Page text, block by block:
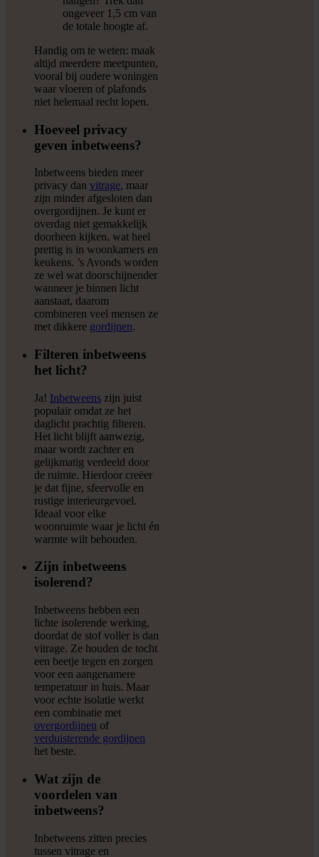
ongeveer 1,5 cm van
de totale hoogte af.
Handig om te weten: maak
altijd meerdere meetpunten,
vooral bij oudere woningen
waar vloeren of plafonds
niet helemaal recht lopen.
Hoeveel privacy
geven inbetweens?
Inbetweens bieden meer
privacy dan vitrage, maar
zijn minder afgesloten dan
overgordijnen. Je kunt er
overdag niet gemakkelijk
doorheen kijken, wat heel
prettig is in woonkamers en
keukens. ’s Avonds worden
ze wel wat doorschijnender
wanneer je binnen licht
aanstaat, daarom
combineren veel mensen ze
met dikkere gordijnen.
Filteren inbetweens
het licht?
Ja! Inbetweens zijn juist
populair omdat ze het
daglicht prachtig filteren.
Het licht blijft aanwezig,
maar wordt zachter en
gelijkmatig verdeeld door
de ruimte. Hierdoor creëer
je dat fijne, sfeervolle en
rustige interieurgevoel.
Ideaal voor elke
woonruimte waar je licht én
warmte wilt behouden.
Zijn inbetweens
isolerend?
Inbetweens hebben een
lichte isolerende werking,
doordat de stof voller is dan
vitrage. Ze houden de tocht
een beetje tegen en zorgen
voor een aangenamere
temperatuur in huis. Maar
voor echte isolatie werkt
een combinatie met
overgordijnen of
verduisterende gordijnen
het beste.
Wat zijn de
voordelen van
inbetweens?
Inbetweens zitten precies
tussen vitrage en